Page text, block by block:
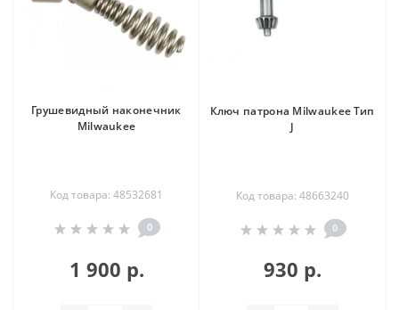
Грушевидный наконечник
Milwaukee
Код товара: 48532681
0
1 900 р.
Ключ патрона Milwaukee Тип
J
Код товара: 48663240
0
930 р.